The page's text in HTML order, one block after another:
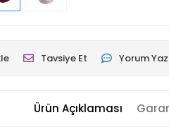
Tavsiye Et Yorum Yaz
Ürün Açıklaması